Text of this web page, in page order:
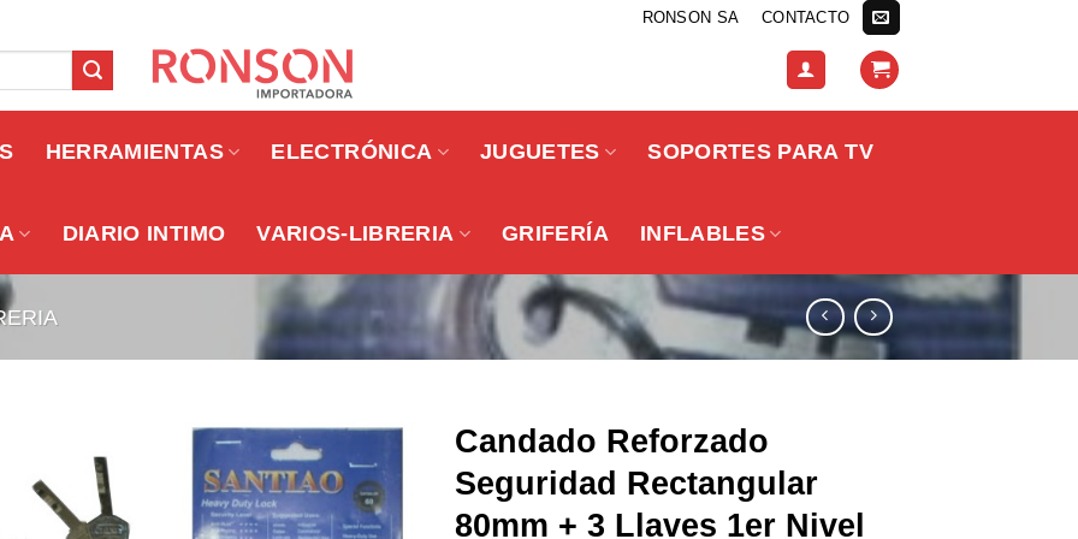
RONSON SA CONTACTO
HERRAMIENTAS ELECTRÓNICA JUGUETES SOPORTES PARA TV
DIARIO INTIMO VARIOS-LIBRERIA GRIFERÍA INFLABLES
Añadir a
Candado Reforzado
Seguridad Rectangular
80mm + 3 Llaves 1er Nivel